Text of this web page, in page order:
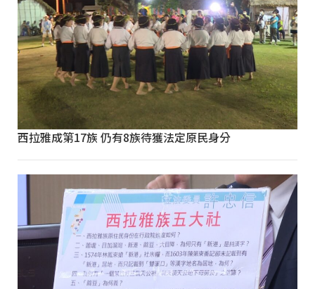
西拉雅成第17族 仍有8族待獲法定原民身分